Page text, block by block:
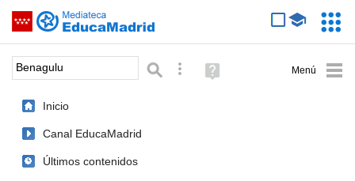
Saltar navegación
Palabra o frase: Búsqueda avanzada
Ayuda
(en
Inicio
Canal EducaMadrid
Últimos contenidos